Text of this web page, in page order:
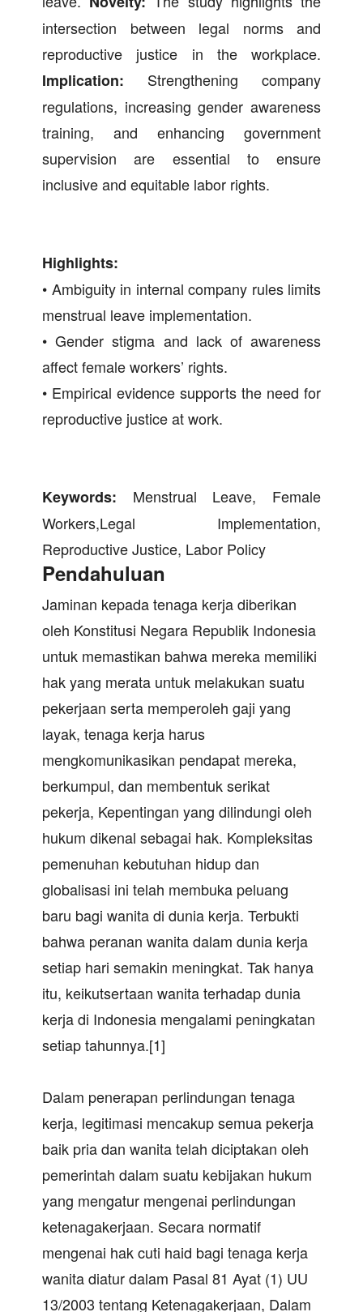
intersection between legal norms and
reproductive justice in the workplace.
Implication: Strengthening company
regulations, increasing gender awareness
training, and enhancing government
supervision are essential to ensure
inclusive and equitable labor rights.
Highlights:
• Ambiguity in internal company rules limits
menstrual leave implementation.
• Gender stigma and lack of awareness
affect female workers’ rights.
• Empirical evidence supports the need for
reproductive justice at work.
Keywords: Menstrual Leave, Female
Workers,Legal Implementation,
Reproductive Justice, Labor Policy
Pendahuluan
Jaminan kepada tenaga kerja diberikan
oleh Konstitusi Negara Republik Indonesia
untuk memastikan bahwa mereka memiliki
hak yang merata untuk melakukan suatu
pekerjaan serta memperoleh gaji yang
layak, tenaga kerja harus
mengkomunikasikan pendapat mereka,
berkumpul, dan membentuk serikat
pekerja, Kepentingan yang dilindungi oleh
hukum dikenal sebagai hak. Kompleksitas
pemenuhan kebutuhan hidup dan
globalisasi ini telah membuka peluang
baru bagi wanita di dunia kerja. Terbukti
bahwa peranan wanita dalam dunia kerja
setiap hari semakin meningkat. Tak hanya
itu, keikutsertaan wanita terhadap dunia
kerja di Indonesia mengalami peningkatan
setiap tahunnya.[1]
Dalam penerapan perlindungan tenaga
kerja, legitimasi mencakup semua pekerja
baik pria dan wanita telah diciptakan oleh
pemerintah dalam suatu kebijakan hukum
yang mengatur mengenai perlindungan
ketenagakerjaan. Secara normatif
mengenai hak cuti haid bagi tenaga kerja
wanita diatur dalam Pasal 81 Ayat (1) UU
13/2003 tentang Ketenagakerjaan, Dalam